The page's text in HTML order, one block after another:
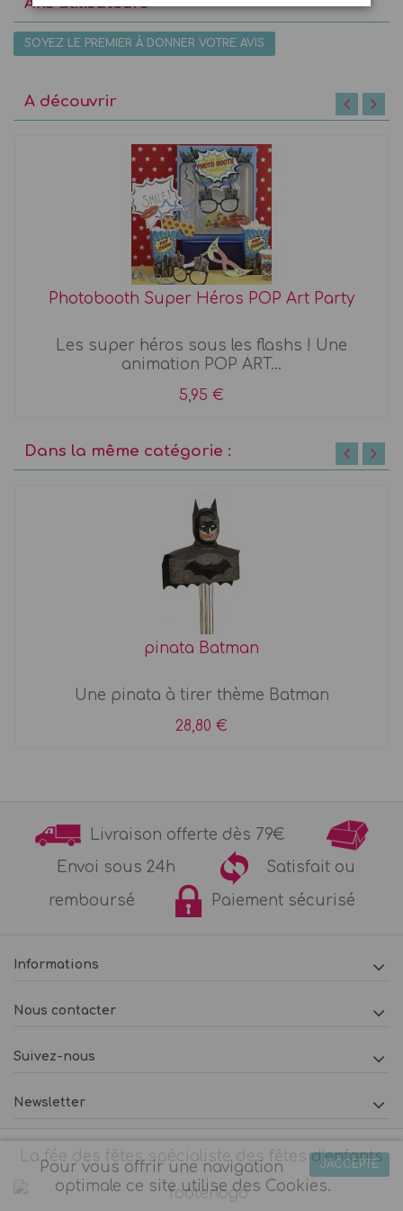
SOYEZ LE PREMIER À DONNER VOTRE AVIS
A découvrir
Photobooth Super Héros POP Art Party
Les super héros sous les flashs ! Une
animation POP ART...
5,95 €
Dans la même catégorie :
pinata Batman
Une pinata à tirer thème Batman
28,80 €
Livraison offerte dès 79€
Envoi sous 24h
Satisfait ou
remboursé
Paiement sécurisé
Informations
Nous contacter
Suivez-nous
Newsletter
La fée des fêtes spécialiste des fêtes d’enfants
J'ACCEPTE
Pour vous offrir une navigation
optimale ce site utilise des Cookies.